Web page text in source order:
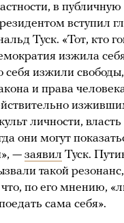
в
вступил
Туск. «Тот, кто
изжила
себя изжили свободы,
и права
личности, власть
они могут
— заявил Туск.
такой резонанс,
по его мнению,
сама себя».